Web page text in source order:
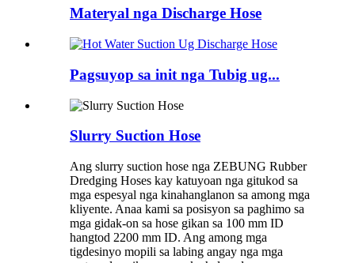
Materyal nga Discharge Hose
Pagsuyop sa init nga Tubig ug...
Slurry Suction Hose
Ang slurry suction hose nga ZEBUNG Rubber
Dredging Hoses kay katuyoan nga gitukod sa
mga espesyal nga kinahanglanon sa among mga
kliyente. Anaa kami sa posisyon sa paghimo sa
mga gidak-on sa hose gikan sa 100 mm ID
hangtod 2200 mm ID. Ang among mga
tigdesinyo mopili sa labing angay nga mga